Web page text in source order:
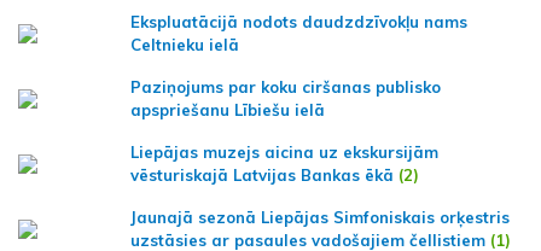
Ekspluatācijā nodots daudzdzīvokļu nams
Celtnieku ielā
Paziņojums par koku ciršanas publisko
apspriešanu Lībiešu ielā
Liepājas muzejs aicina uz ekskursijām
vēsturiskajā Latvijas Bankas ēkā (2)
Jaunajā sezonā Liepājas Simfoniskais orķestris
uzstāsies ar pasaules vadošajiem čellistiem (1)